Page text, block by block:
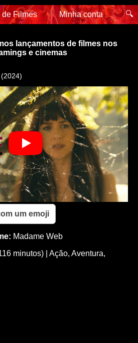
de Filmes Minha conta 🔍
lançamentos de filmes nos
e cinemas
(2024)
um emoji
Madame Web
minutos)
Ação, Aventura,